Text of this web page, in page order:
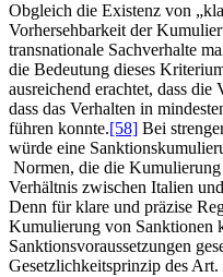
Obgleich die Existenz von
Vorhersehbarkeit der
transnationale Sachverhalte
die Bedeutung dieses
ausreichend erachtet, dass
dass das Verhalten in
führen konnte.[58] Bei
würde eine
Normen, die die
Verhältnis zwischen Italien
Denn für klare und präzise
Kumulierung von Sanktionen
Sanktionsvoraussetzungen
Gesetzlichkeitsprinzip des